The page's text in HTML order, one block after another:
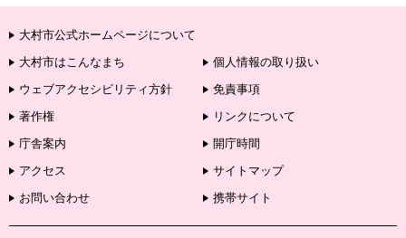
大村市公式ホームページについて
大村市はこんなまち
個人情報の取り扱い
ウェブアクセシビリティ方針
免責事項
著作権
リンクについて
庁舎案内
開庁時間
アクセス
サイトマップ
お問い合わせ
携帯サイト